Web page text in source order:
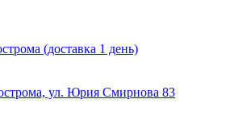
(доставка 1 день)
ул. Юрия Смирнова 83